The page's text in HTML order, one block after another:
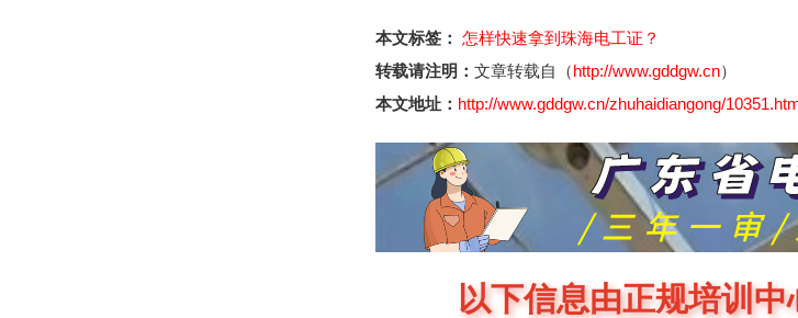
本文标签： 怎样快速拿到珠海电工证？
转载请注明： 文章转载自（http://www.gddgw.cn）
本文地址： http://www.gddgw.cn/zhuhaidiangong/
以下信息由正规培训